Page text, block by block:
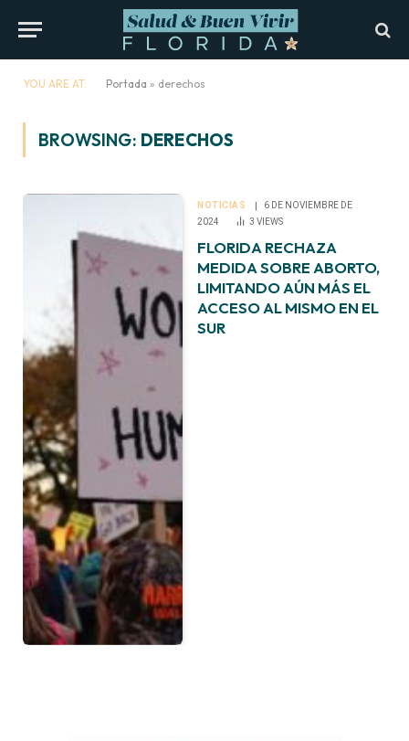
YOU ARE AT: Portada » derechos
BROWSING: DERECHOS
NOTICIAS
6 DE NOVIEMBRE DE
2024
3VIEWS
FLORIDA RECHAZA
MEDIDA SOBRE ABORTO,
LIMITANDO AÚN MÁS EL
ACCESO AL MISMO EN EL
SUR